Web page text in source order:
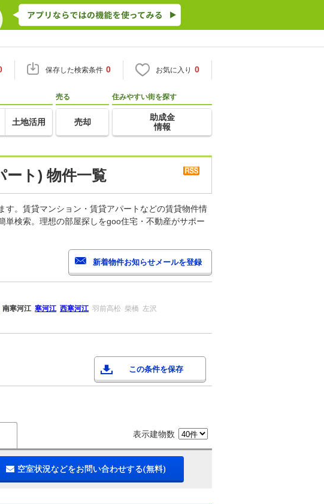
保存した検索条件 0 お気に入り 0
土地活用
売る
売却
住みやすい街を探す
助成金
情報
ート) 物件一覧
。賃貸マンション・賃貸アパートなどの賃貸物件情
検索。理想の部屋探しをgoo住宅・不動産がサポー
南寒河江 寒河江 西寒河江 羽前高松 柴橋 左沢
この条件を保存
表示建物数
空室状況などをお問い合わせする(無料)